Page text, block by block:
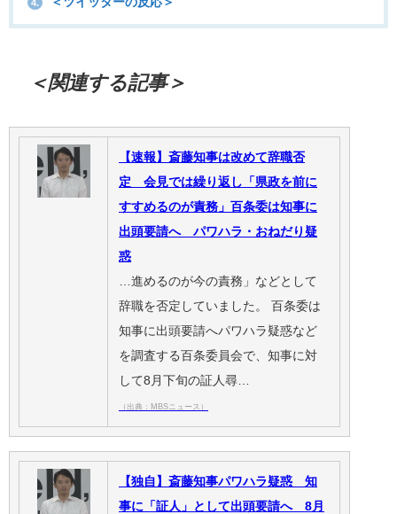
4.
＜関連する記事＞
【速報】斎藤知事は改めて辞職否
定 会見では繰り返し「県政を前に
すすめるのが責務」百条委は知事に
出頭要請へ パワハラ・おねだり疑
惑
…進めるのが今の責務」などとして
辞職を否定していました。 百条委は
知事に出頭要請へパワハラ疑惑など
を調査する百条委員会で、知事に対
して8月下旬の証人尋…
（出典：MBSニュース）
【独自】斎藤知事パワハラ疑惑 知
事に「証人」として出頭要請へ 8月